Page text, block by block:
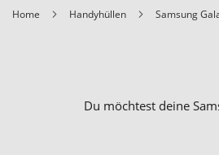
Home Handyhüllen Samsung
Du möchtest deine